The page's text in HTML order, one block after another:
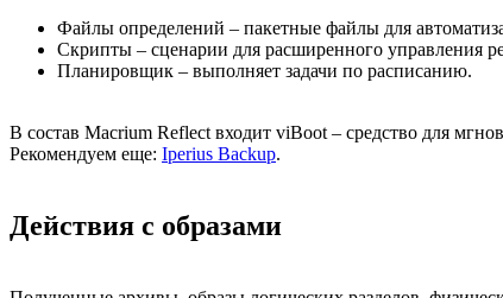
Файлы определений – пакетные файлы для
Скрипты – сценарии для расширенного управления
Планировщик – выполняет задачи по расписанию.
В состав Macrium Reflect входит viBoot – средство для
Рекомендуем еще: Iperius Backup.
Действия с образами